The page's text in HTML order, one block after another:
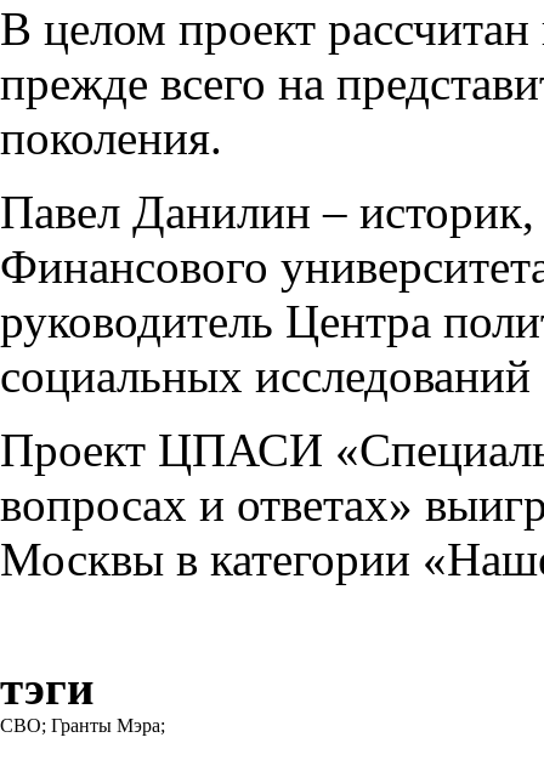
В целом проект
прежде всего на
поколения.
Павел Данилин – историк,
Финансового
руководитель Центра
социальных
Проект ЦПАСИ
вопросах и ответах»
Москвы в категории
тэги
СВО; Гранты Мэра;